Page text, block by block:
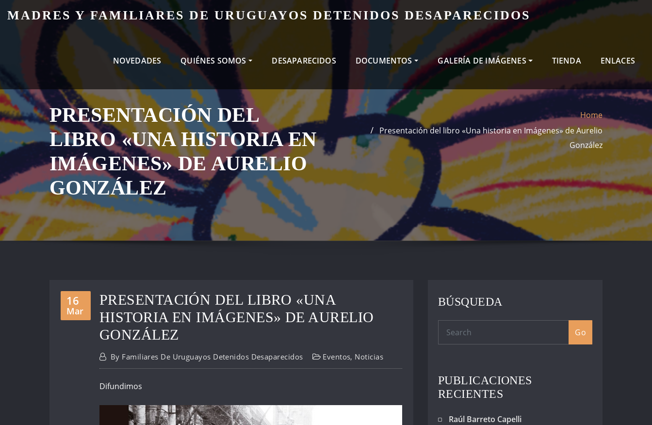
MADRES Y FAMILIARES DE URUGUAYOS DETENIDOS DESAPARECIDOS
NOVEDADES QUIÉNES SOMOS DESAPARECIDOS DOCUMENTOS GALERÍA DE IMÁGENES TIENDA ENLACES
PRESENTACIÓN DEL
LIBRO «UNA HISTORIA EN
IMÁGENES» DE AURELIO
GONZÁLEZ
Home
Presentación del libro «Una historia en Imágenes» de Aurelio
González
16
Mar
PRESENTACIÓN DEL LIBRO «UNA
HISTORIA EN IMÁGENES» DE AURELIO
GONZÁLEZ
By Familiares De Uruguayos Detenidos Desaparecidos Eventos, Noticias
Difundimos
BÚSQUEDA
Go
PUBLICACIONES
RECIENTES
Raúl Barreto Capelli